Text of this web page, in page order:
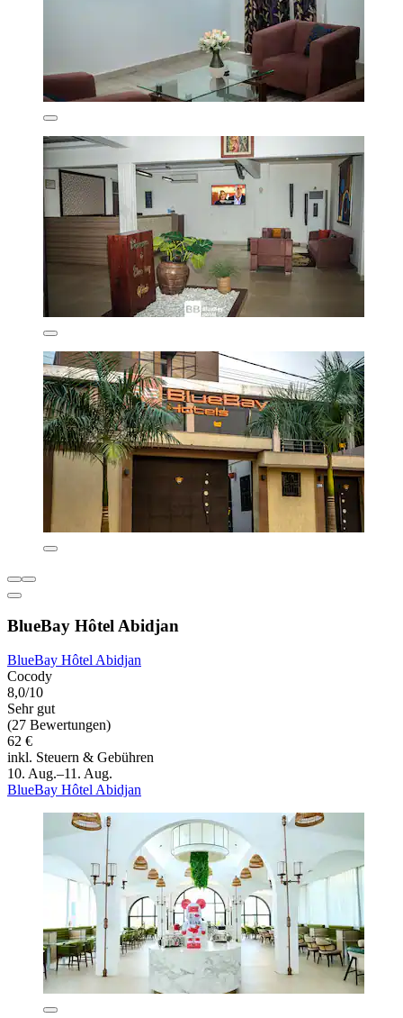
BlueBay Hôtel Abidjan
BlueBay Hôtel Abidjan
Cocody
8,0/10
Sehr gut
(27 Bewertungen)
62 €
inkl. Steuern & Gebühren
10. Aug.–11. Aug.
BlueBay Hôtel Abidjan